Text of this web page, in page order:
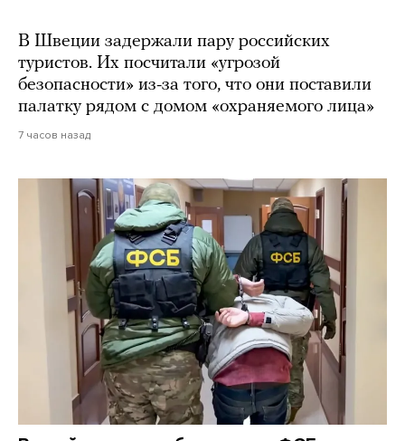
В Швеции задержали пару российских
туристов. Их посчитали «угрозой
безопасности» из-за того, что они поставили
палатку рядом с домом «охраняемого лица»
7 часов назад